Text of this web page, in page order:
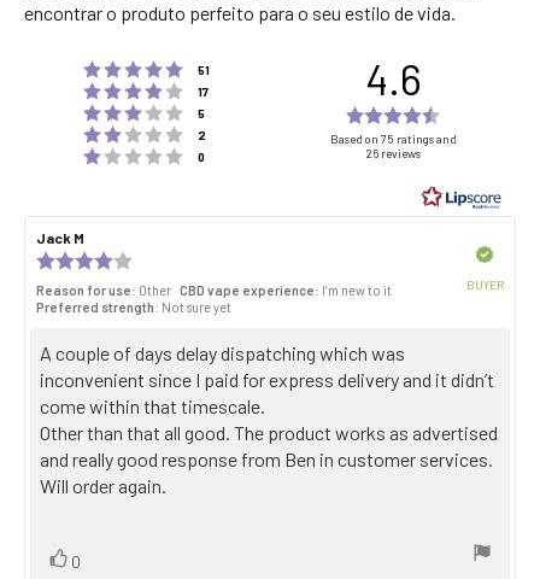
encontrar o produto perfeito para o seu estilo de vida.
Rating 5 out of 5 stars
51
Rating 4 out of 5 stars
17
Rating 3 out of 5 stars
5
Rating 2 out of 5 stars
2
Rating 1 out of 5 stars
0
4.6
4.6
of
5
stars
Based on 75 ratings and
26 reviews
Review
author:
Jack M
date:
4.0
out
5
stars
Reason for use: Other CBD vape experience: I’m new to it
Preferred strength: Not sure yet
BUYER
Review
text:
A couple of days delay dispatching which was
inconvenient since I paid for express delivery and it didn’t
come within that timescale.
Other than that all good. The product works as advertised
and really good response from Ben in customer services.
Will order again.
Vote
0